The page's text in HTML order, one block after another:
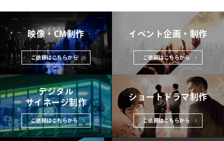
映像・CM制作
ご依頼はこちらから
イベント企画・制作
ご依頼はこちらから
デジタル
サイネージ制作
ご依頼はこちらから
ショートドラマ制作
ご依頼はこちらから